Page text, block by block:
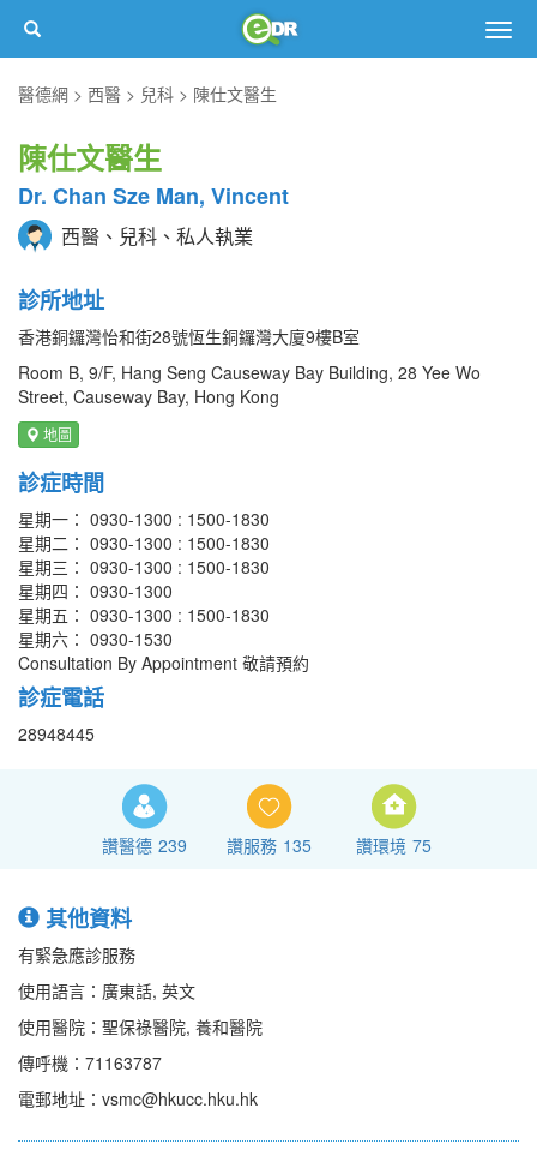
醫德網
西醫 兒科 陳仕文醫生
陳仕文醫生
Dr. Chan Sze Man, Vincent
西醫、兒科、私人執業
診所地址
香港銅鑼灣怡和街28號恆生銅鑼灣大廈9樓B室
Room B, 9/F, Hang Seng Causeway Bay Building, 28 Yee Wo
Street, Causeway Bay, Hong Kong
地圖
診症時間
星期一： 0930-1300 : 1500-1830
星期二： 0930-1300 : 1500-1830
星期三： 0930-1300 : 1500-1830
星期四： 0930-1300
星期五： 0930-1300 : 1500-1830
星期六： 0930-1530
Consultation By Appointment 敬請預約
診症電話
28948445
讚醫德 239 讚服務 135 讚環境 75
其他資料
有緊急應診服務
使用語言：廣東話, 英文
使用醫院：聖保祿醫院, 養和醫院
傳呼機：71163787
電郵地址：vsmc@hkucc.hku.hk